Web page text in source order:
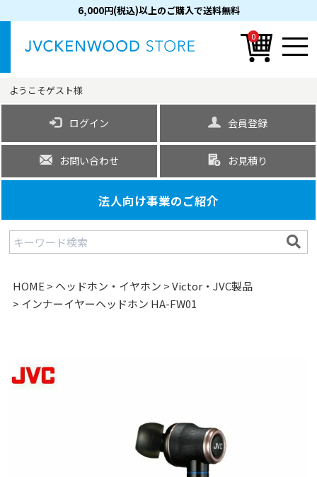
6,000円(税込)以上のご購入で送料無料
0
ようこそゲスト様
ログイン 会員登録
お問い合わせ お見積り
法人向け事業のご紹介
HOME ヘッドホン・イヤホン
Victor・JVC製品
インナーイヤーヘッドホン HA-FW01